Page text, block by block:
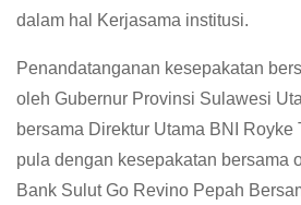
dalam hal Kerjasama institusi.
Penandatanganan kesepakatan
oleh Gubernur Provinsi Sulawesi
bersama Direktur Utama BNI Royke
pula dengan kesepakatan bersama
Bank Sulut Go Revino Pepah